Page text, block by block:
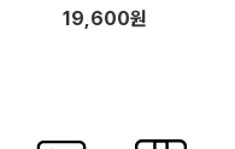
19,600원